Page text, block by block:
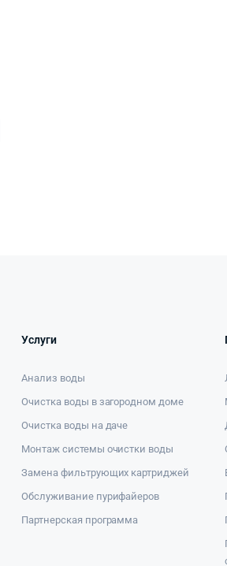
Услуги
Анализ воды
Очистка воды в загородном доме
Очистка воды на даче
Монтаж системы очистки воды
Замена фильтрующих картриджей
Обслуживание пурифайеров
Партнерская программа